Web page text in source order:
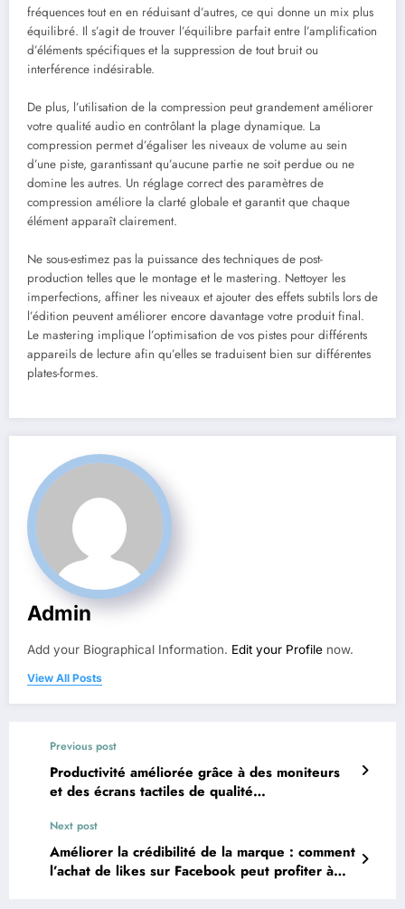
fréquences tout en en réduisant d’autres, ce qui donne un mix plus
équilibré. Il s’agit de trouver l’équilibre parfait entre l’amplification
d’éléments spécifiques et la suppression de tout bruit ou
interférence indésirable.
De plus, l’utilisation de la compression peut grandement améliorer
votre qualité audio en contrôlant la plage dynamique. La
compression permet d’égaliser les niveaux de volume au sein
d’une piste, garantissant qu’aucune partie ne soit perdue ou ne
domine les autres. Un réglage correct des paramètres de
compression améliore la clarté globale et garantit que chaque
élément apparaît clairement.
Ne sous-estimez pas la puissance des techniques de post-
production telles que le montage et le mastering. Nettoyer les
imperfections, affiner les niveaux et ajouter des effets subtils lors de
l’édition peuvent améliorer encore davantage votre produit final.
Le mastering implique l’optimisation de vos pistes pour différents
appareils de lecture afin qu’elles se traduisent bien sur différentes
plates-formes.
Admin
Add your Biographical Information. Edit your Profile now.
View All Posts
Previous post
Productivité améliorée grâce à des moniteurs
et des écrans tactiles de qualité
Next post
Améliorer la crédibilité de la marque : comment
l’achat de likes sur Facebook peut profiter à